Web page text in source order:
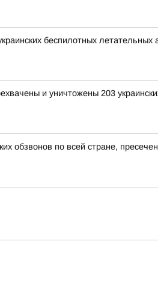
беспилотных летательных
и уничтожены 203
обзвонов по всей стране,